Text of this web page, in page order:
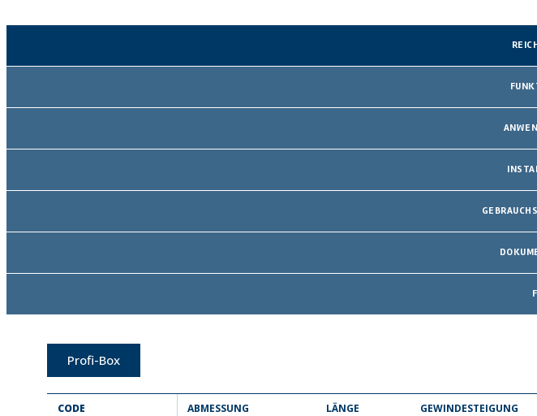
Profi-Box
CODE ABMESSUNG LÄNGE GEWINDESTEIGUNG